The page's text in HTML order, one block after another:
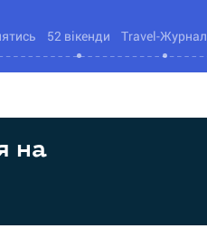
52 вікенди Travel-Журнал
на